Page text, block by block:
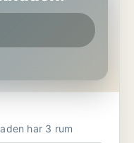
hyra i Sigtuna Bostaden har 3 rum